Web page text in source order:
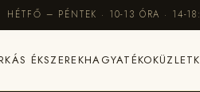
HÉTFŐ – PÉNTEK · 10-13 ÓRA · 14-
ÉKSZEREKHAGYATÉKOKÜZLET